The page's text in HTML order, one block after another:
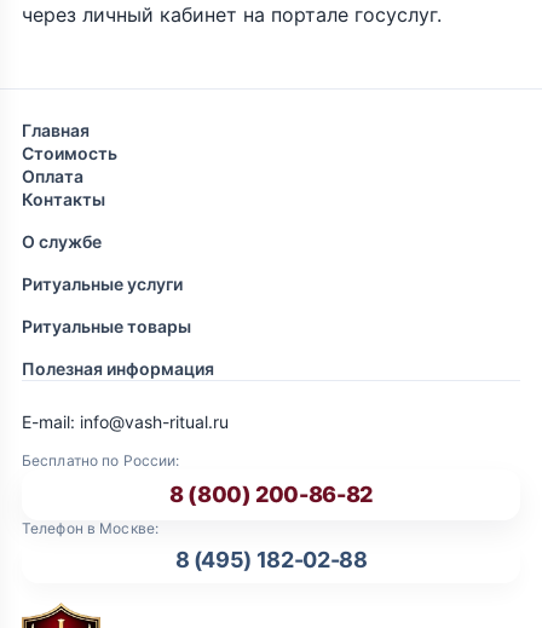
через личный кабинет на портале госуслуг.
Главная
Стоимость
Оплата
Контакты
О службе
Ритуальные услуги
Ритуальные товары
Полезная информация
Бесплатно по России:
8 (800) 200-86-82
Телефон в Москве:
8 (495) 182-02-88
E-mail: info@vash-ritual.ru